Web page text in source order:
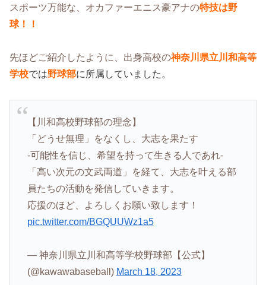
スポーツ万能な、オカファーエニス豪アナの特技は野
球！！
先ほどご紹介したように、出身高校の神奈川県立川和高等
学校では野球部に所属していました。
【川和高校野球部の理念】
「どうせ無理」をなくし、大志を果たす
-可能性を信じ、希望を持って生きる人であれ-
「高い次元の文武両道」を経て、大志を叶える部
員たちの活動を発信していきます。
応援のほど、よろしくお願い致します！
pic.twitter.com/BGQUUWz1a5
— 神奈川県立川和高等学校野球部【公式】
(@kawawabaseball) March 18, 2023